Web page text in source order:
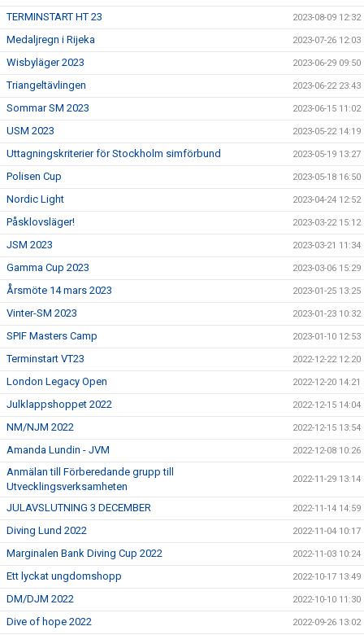
TERMINSTART HT 23 2023-08-09 12:32
Medaljregn i Rijeka 2023-07-26 12:03
Wisbyläger 2023 2023-06-29 09:50
Triangeltävlingen 2023-06-22 23:43
Sommar SM 2023 2023-06-15 11:02
USM 2023 2023-05-22 14:19
Uttagningskriterier för Stockholm simförbund 2023-05-19 13:27
Polisen Cup 2023-05-18 16:50
Nordic Light 2023-04-24 12:52
Påsklovsläger! 2023-03-22 15:12
JSM 2023 2023-03-21 11:34
Gamma Cup 2023 2023-03-06 15:29
Årsmöte 14 mars 2023 2023-01-25 13:25
Vinter-SM 2023 2023-01-23 10:32
SPIF Masters Camp 2023-01-10 12:53
Terminstart VT23 2022-12-22 12:20
London Legacy Open 2022-12-20 14:21
Julklappshoppet 2022 2022-12-15 14:04
NM/NJM 2022 2022-12-15 13:54
Amanda Lundin - JVM 2022-12-08 10:26
Anmälan till Förberedande grupp till
Utvecklingsverksamheten
2022-11-29 13:14
JULAVSLUTNING 3 DECEMBER 2022-11-14 14:59
Diving Lund 2022 2022-11-04 10:17
Marginalen Bank Diving Cup 2022 2022-11-03 10:24
Ett lyckat ungdomshopp 2022-10-17 13:49
DM/DJM 2022 2022-10-10 11:30
Dive of hope 2022 2022-09-26 13:02